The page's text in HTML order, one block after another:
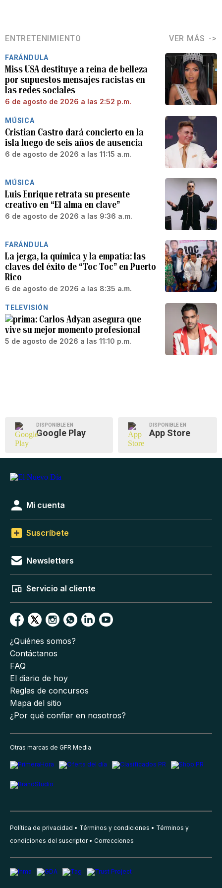
ENTRETENIMIENTO VER MÁS
FARÁNDULA
Miss USA destituye a reina de belleza
por supuestos mensajes racistas en
las redes sociales
6 de agosto de 2026 a las 2:52 p.m.
MÚSICA
Cristian Castro dará concierto en la
isla luego de seis años de ausencia
6 de agosto de 2026 a las 11:15 a.m.
MÚSICA
Luis Enrique retrata su presente
creativo en “El alma en clave”
6 de agosto de 2026 a las 9:36 a.m.
FARÁNDULA
La jerga, la química y la empatía: las
claves del éxito de “Toc Toc” en Puerto
Rico
6 de agosto de 2026 a las 8:35 a.m.
TELEVISIÓN
Carlos Adyan asegura que
vive su mejor momento profesional
5 de agosto de 2026 a las 11:10 p.m.
DISPONIBLE EN
Google Play
DISPONIBLE EN
App Store
Mi cuenta
Suscríbete
Newsletters
Servicio al cliente
¿Quiénes somos?
Contáctanos
FAQ
El diario de hoy
Reglas de concursos
Mapa del sitio
¿Por qué confiar en nosotros?
Otras marcas de GFR Media
Política de privacidad Términos y condiciones
Términos y
condiciones del suscriptor
Correcciones